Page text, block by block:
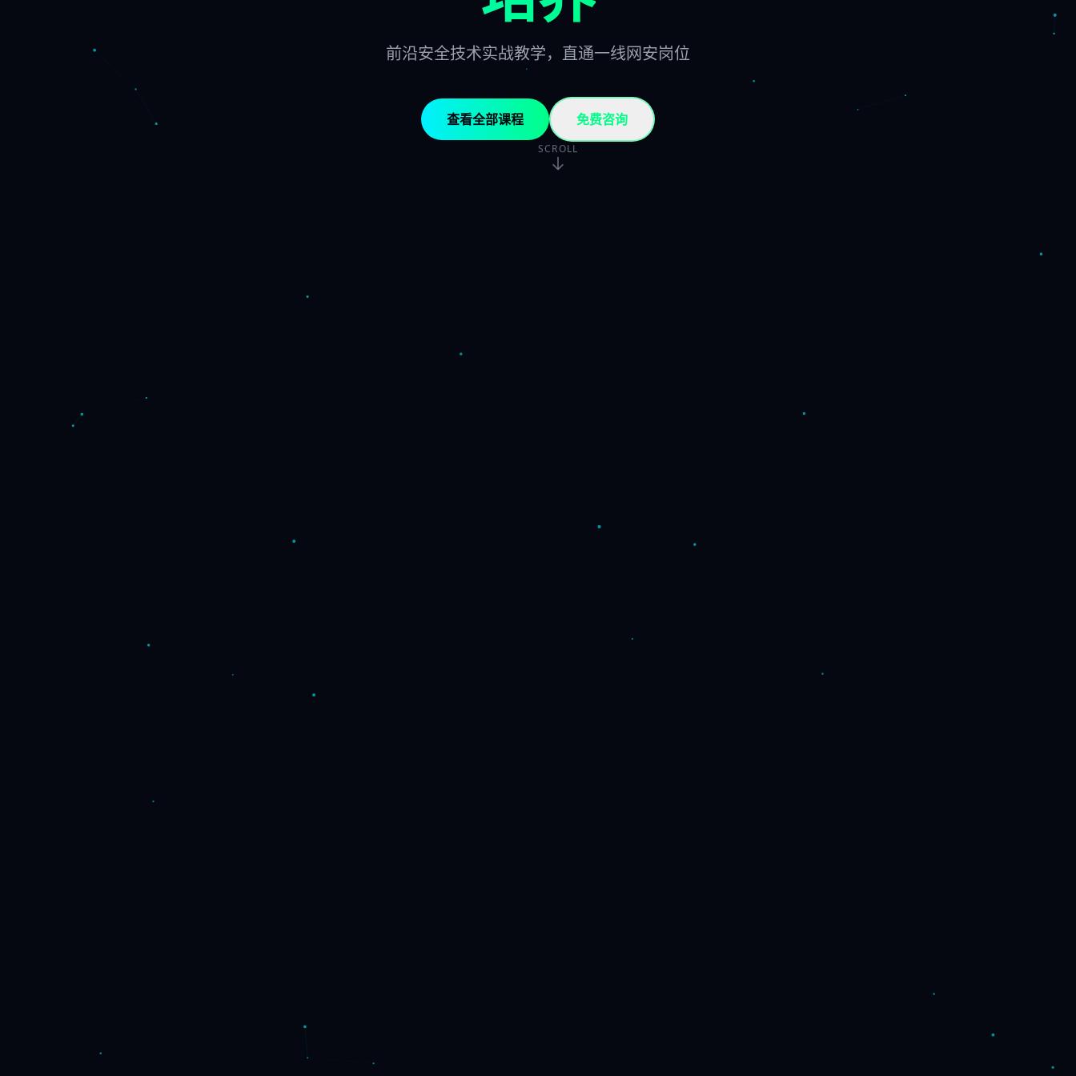
前沿安全技术实战教学，直通一线网安岗位
查看全部课程 免费咨询
SCROLL